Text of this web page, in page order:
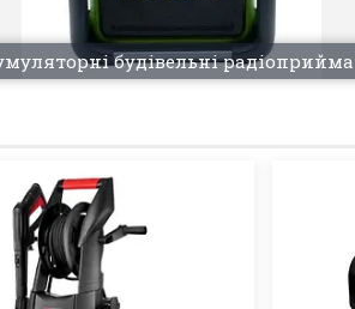
будівельні